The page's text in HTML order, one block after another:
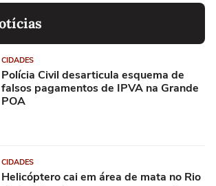
CIDADES
Polícia Civil desarticula esquema de
falsos pagamentos de IPVA na Grande
POA
CIDADES
Helicóptero cai em área de mata no Rio